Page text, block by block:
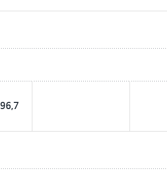
96,7